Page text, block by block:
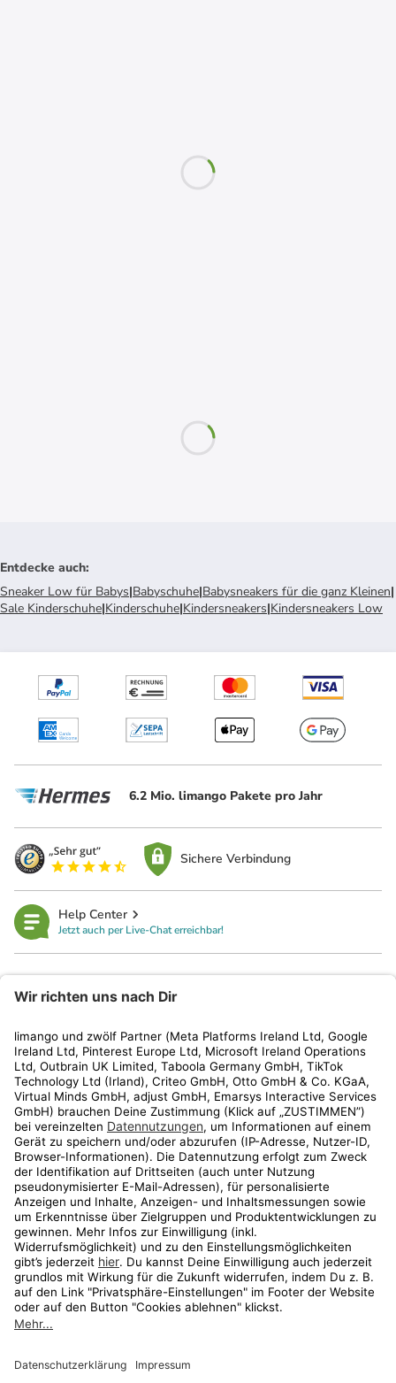
Entdecke auch:
Sneaker Low für Babys|Babyschuhe|Babysneakers für die ganz Kleinen|
Sale Kinderschuhe|Kinderschuhe|Kindersneakers|Kindersneakers Low
6.2 Mio. limango Pakete pro Jahr
Sichere Verbindung
Help Center
Jetzt auch per Live-Chat erreichbar!
Kundenservice
Shop
Aktionen
Travel